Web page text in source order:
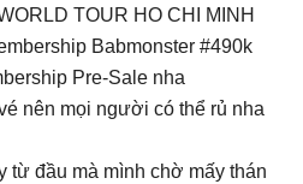
TOUR HO CHI MINH
Babmonster #490k
Pre-Sale nha
nên mọi người có thể rủ nha
từ đầu mà mình chờ mấy thán